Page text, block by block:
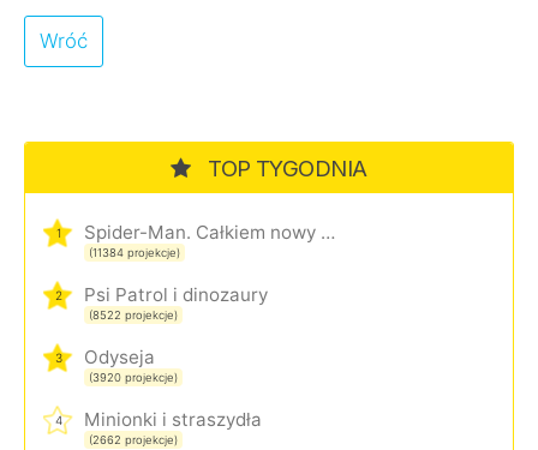
Wróć
TOP TYGODNIA
1 Spider-Man. Całkiem nowy dzień
(11384 projekcje)
2 Psi Patrol i dinozaury
(8522 projekcje)
3 Odyseja
(3920 projekcje)
4 Minionki i straszydła
(2662 projekcje)